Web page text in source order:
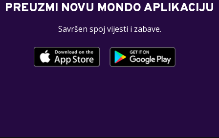
PREUZMI NOVU MONDO APLIKACIJU
Savršen spoj vijesti i zabave.